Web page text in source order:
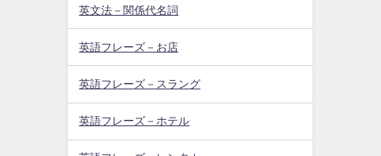
英文法－関係代名詞
英語フレーズ－お店
英語フレーズ－スラング
英語フレーズ－ホテル